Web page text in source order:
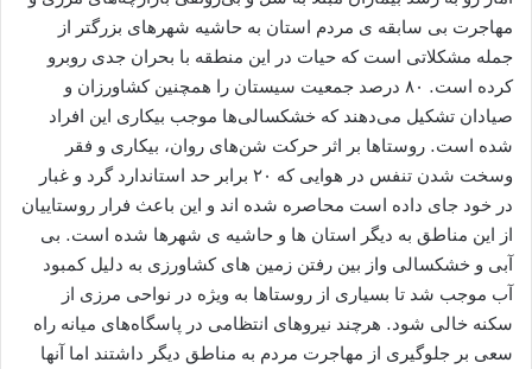
مهاجرت بی سابقه ‌ی مردم استان به حاشیه شهرهای بزرگتر از
جمله مشکلاتی است که حیات در این منطقه با بحران جدی روبرو
کرده است. ۸۰ درصد جمعیت سیستان را همچنین کشاورزان و
صیادان تشکیل می‌دهند که خشکسالی‌ها موجب بیکاری این افراد
شده است. روستاها بر اثر حرکت شن‌های روان، بیکاری و فقر
وسخت شدن تنفس در هوایی که ۲۰ برابر حد استاندارد گرد و غبار
در خود جای داده است محاصره شده اند و این باعث فرار روستاییان
از این مناطق به دیگر استان ها و حاشیه ‌ی شهرها شده است. بی
آبی و خشکسالی واز بین رفتن زمین های کشاورزی به دلیل کمبود
آب موجب شد تا بسیاری از روستاها به ویژه در نواحی مرزی از
سکنه خالی شود. هرچند نیروهای انتظامی در پاسگاه‌های میانه راه
سعی بر جلوگیری از مهاجرت مردم به مناطق دیگر داشتند اما آنها